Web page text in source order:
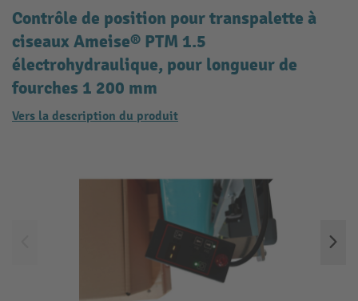
Contrôle de position pour transpalette à
ciseaux Ameise® PTM 1.5
électrohydraulique, pour longueur de
fourches 1 200 mm
Vers la description du produit